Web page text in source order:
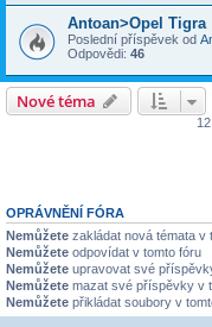
Antoan>Opel Tigra
Poslední příspěvek od
Odpovědi: 46
Nové téma
OPRÁVNĚNÍ FÓRA
Nemůžete zakládat nová témata v
Nemůžete odpovídat v tomto fóru
Nemůžete upravovat své
Nemůžete mazat své příspěvky v
Nemůžete přikládat soubory v